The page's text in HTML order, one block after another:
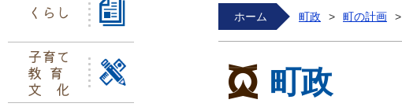
くらし
子育て
教育
文化
ホーム 町政 > 町の計画 >
町政